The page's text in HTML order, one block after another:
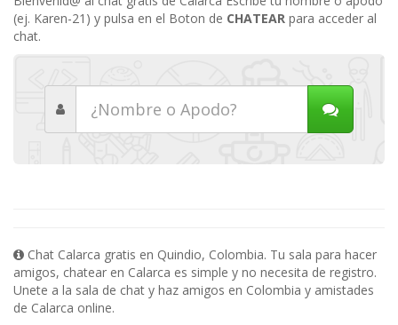
(ej. Karen-21) y pulsa en el Boton de CHATEAR para acceder al
chat.
Chat Calarca gratis en Quindio, Colombia. Tu sala para hacer
amigos, chatear en Calarca es simple y no necesita de registro.
Unete a la sala de chat y haz amigos en Colombia y amistades
de Calarca online.